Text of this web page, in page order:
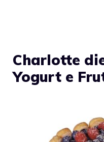
Charlotte
Yogurt e